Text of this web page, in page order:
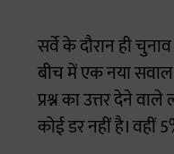
सर्वे के दौरान ही
बीच में एक नया
प्रश्न का उत्तर देने
कोई डर नहीं है। वहीं